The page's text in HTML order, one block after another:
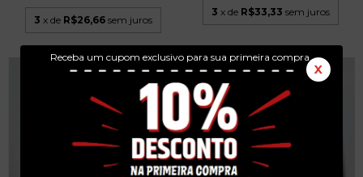
Receba um cupom exclusivo para sua primeira compra.
X
3 x de R$26,66 sem juros
3 x de R$33,33 sem juros